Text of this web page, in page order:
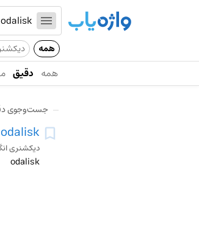
همه
همه دقیق
جست‌وجوی
odalisk
دیکشنری
odalisk